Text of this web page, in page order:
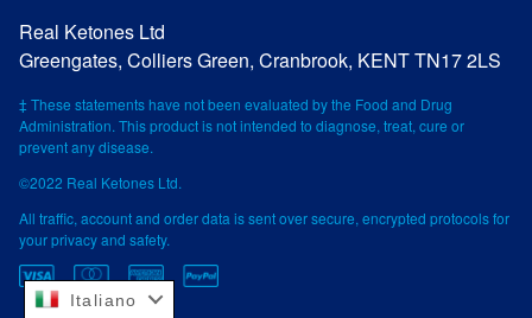
Real Ketones Ltd
Greengates, Colliers Green, Cranbrook, KENT TN17 2LS
‡ These statements have not been evaluated by the Food and Drug
Administration. This product is not intended to diagnose, treat, cure or
prevent any disease.
©2022 Real Ketones Ltd.
All traffic, account and order data is sent over secure, encrypted protocols for
your privacy and safety.
Italiano